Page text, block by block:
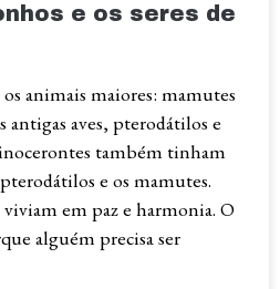
e os seres de
animais maiores: mamutes
antigas aves, pterodátilos e
também tinham
e os mamutes.
em paz e harmonia. O
alguém precisa ser